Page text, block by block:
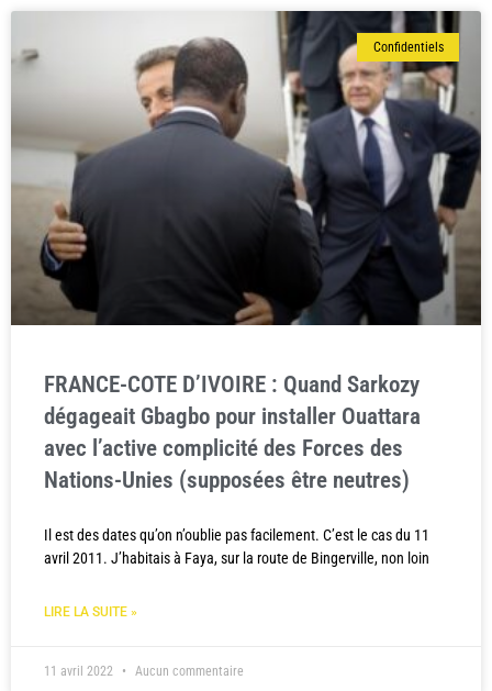
Confidentiels
FRANCE-COTE D’IVOIRE : Quand Sarkozy
dégageait Gbagbo pour installer Ouattara
avec l’active complicité des Forces des
Nations-Unies (supposées être neutres)
Il est des dates qu’on n’oublie pas facilement. C’est le cas du 11
avril 2011. J’habitais à Faya, sur la route de Bingerville, non loin
LIRE LA SUITE »
11 avril 2022 Aucun commentaire